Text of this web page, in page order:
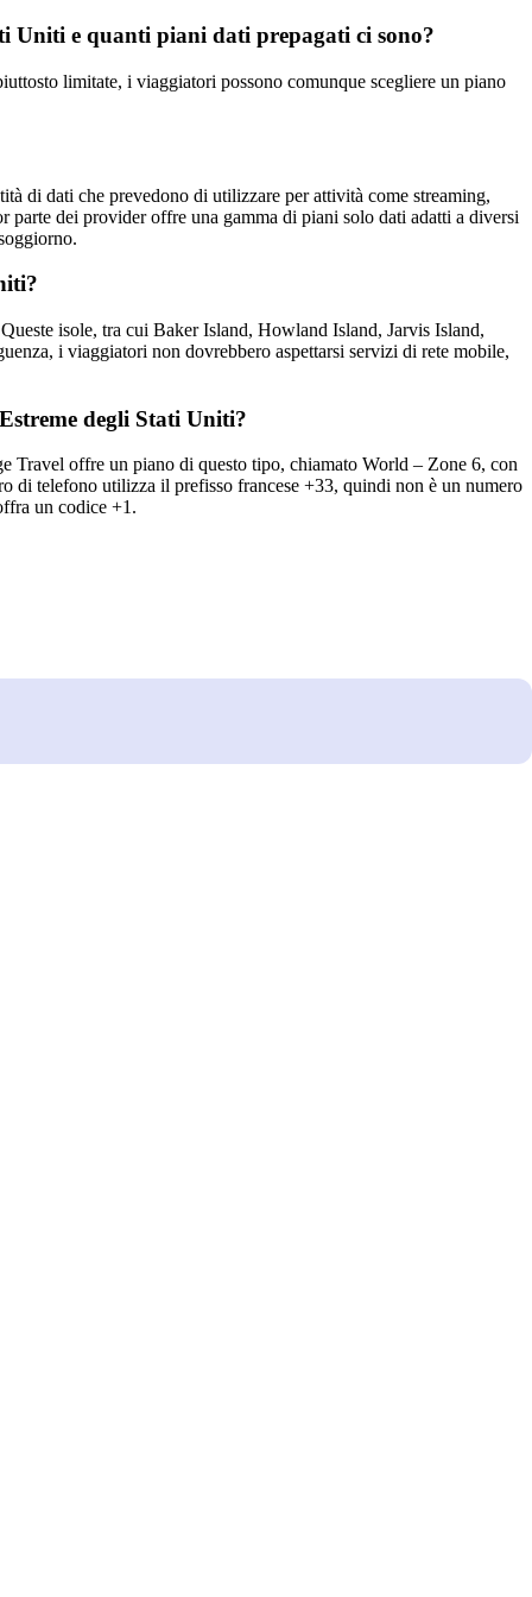
Uniti e quanti piani dati prepagati ci sono?
limitate, i viaggiatori possono comunque scegliere un piano
di dati che prevedono di utilizzare per attività come streaming,
parte dei provider offre una gamma di piani solo dati adatti a diversi
isole, tra cui Baker Island, Howland Island, Jarvis Island,
i viaggiatori non dovrebbero aspettarsi servizi di rete mobile,
degli Stati Uniti?
offre un piano di questo tipo, chiamato World – Zone 6, con
di telefono utilizza il prefisso francese +33, quindi non è un numero
un codice +1.